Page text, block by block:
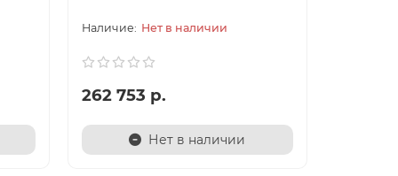
Нет в наличии
262 753 р.
Нет в наличии